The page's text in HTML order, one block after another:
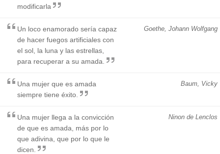
modificarla
Goethe, Johann Wolfgang
Un loco enamorado sería capaz
de hacer fuegos artificiales con
el sol, la luna y las estrellas,
para recuperar a su amada.
Baum, Vicky
Una mujer que es amada
siempre tiene éxito.
Ninon de Lenclos
Una mujer llega a la convicción
de que es amada, más por lo
que adivina, que por lo que le
dicen.